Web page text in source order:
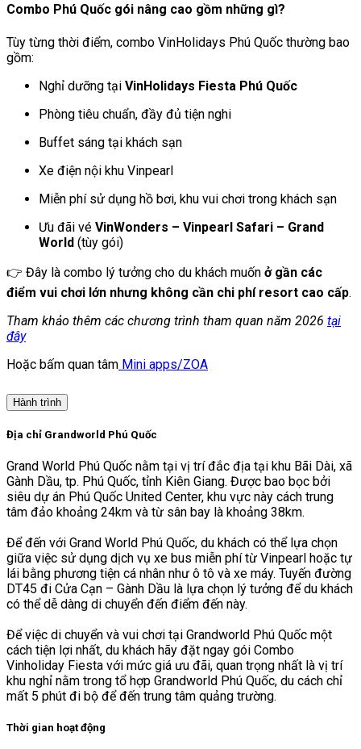
Combo Phú Quốc gói nâng cao gồm những gì?
Tùy từng thời điểm, combo VinHolidays Phú Quốc thường bao
gồm:
Nghỉ dưỡng tại VinHolidays Fiesta Phú Quốc
Phòng tiêu chuẩn, đầy đủ tiện nghi
Buffet sáng tại khách sạn
Xe điện nội khu Vinpearl
Miễn phí sử dụng hồ bơi, khu vui chơi trong khách sạn
Ưu đãi vé VinWonders – Vinpearl Safari – Grand
World (tùy gói)
👉 Đây là combo lý tưởng cho du khách muốn ở gần các
điểm vui chơi lớn nhưng không cần chi phí resort cao cấp.
Tham khảo thêm các chương trình tham quan năm 2026 tại
đây
Hoặc bấm quan tâm Mini apps/ZOA
Hành trình
Địa chỉ Grandworld Phú Quốc
Grand World Phú Quốc nằm tại vị trí đắc địa tại khu Bãi Dài, xã
Gành Dầu, tp. Phú Quốc, tỉnh Kiên Giang. Được bao bọc bởi
siêu dự án Phú Quốc United Center, khu vực này cách trung
tâm đảo khoảng 24km và từ sân bay là khoảng 38km.
Để đến với Grand World Phú Quốc, du khách có thể lựa chọn
giữa việc sử dụng dịch vụ xe bus miễn phí từ Vinpearl hoặc tự
lái bằng phương tiện cá nhân như ô tô và xe máy. Tuyến đường
DT45 đi Cửa Cạn – Gành Dầu là lựa chọn lý tưởng để du khách
có thể dễ dàng di chuyển đến điểm đến này.
Để việc di chuyển và vui chơi tại Grandworld Phú Quốc một
cách tiện lợi nhất, du khách hãy đặt ngay gói Combo
Vinholiday Fiesta với mức giá ưu đãi, quan trọng nhất là vị trí
khu nghỉ nằm trong tổ hợp Grandworld Phú Quốc, du cách chỉ
mất 5 phút đi bộ để đến trung tâm quảng trường.
Thời gian hoạt động